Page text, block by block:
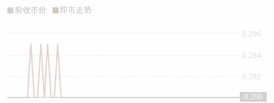
前收市价 即市走势
0.29
0.292
0.294
0.296
0.290